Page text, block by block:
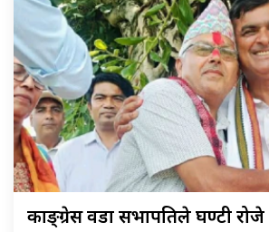
काङ्ग्रेस वडा सभापतिले घण्टी रोजे